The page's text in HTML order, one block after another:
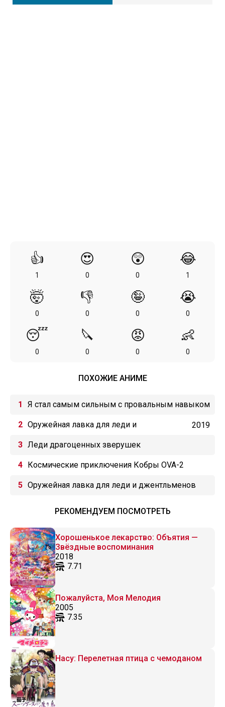
👍
1
😍
0
😲
0
😂
1
🤯
0
👎
0
🤪
0
😭
0
😴
0
🔪
0
😡
0
👶
0
ПОХОЖИЕ АНИМЕ
Я стал самым сильным с провальным навыком
«ненормальное состояние», я разрушу всё
Оружейная лавка для леди и
джентльменов ONA
2019
Леди драгоценных зверушек
Космические приключения Кобры OVA-2
Оружейная лавка для леди и джентльменов
РЕКОМЕНДУЕМ ПОСМОТРЕТЬ
Хорошенькое лекарство: Объятия —
Звёздные воспоминания
2018
7.71
Пожалуйста, Моя Мелодия
2005
7.35
Насу: Перелетная птица с чемоданом